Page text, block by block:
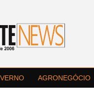
AGRONEGÓCIO